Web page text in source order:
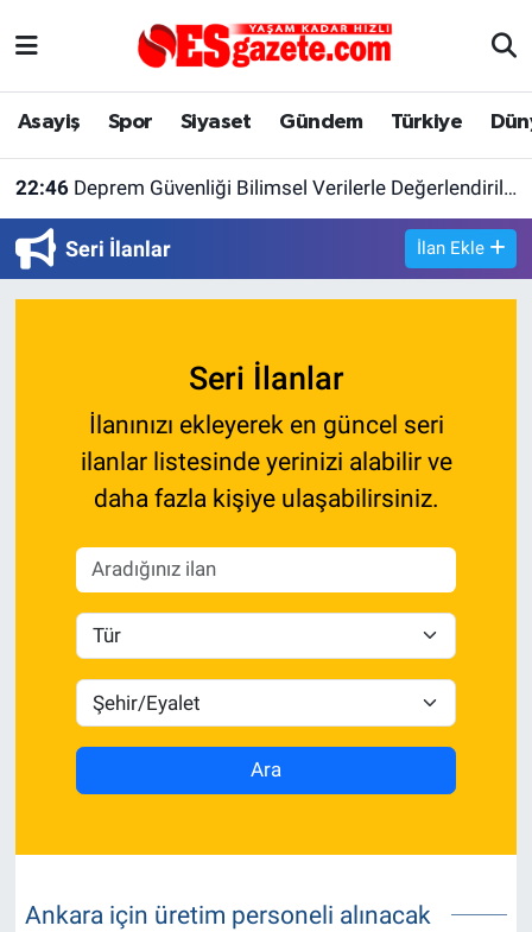
Asayiş Spor Siyaset Gündem Türkiye
22:46 Deprem Güvenliği Bilimsel Verilerle Değerlendirilmeli
Seri İlanlar İlan Ekle
Seri İlanlar
İlanınızı ekleyerek en güncel seri
ilanlar listesinde yerinizi alabilir ve
daha fazla kişiye ulaşabilirsiniz.
Ara
Ankara için üretim personeli alınacak
Asayiş
Sağlık
Alış-Veriş/İş dünyası
Yaşam
Ekonomi
Kültür Sanat
Politika
Bilecik
Kütahya
Gezi
Eskişehir Nöbetçi Eczaneler
Son Dakika Haberleri
Haber Arşivi